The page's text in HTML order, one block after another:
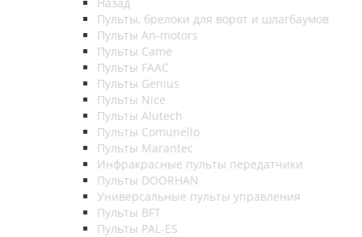
Пульты, брелоки для ворот и шлагбаумов
Пульты An-motors
Пульты Came
Пульты FAAC
Пульты Genius
Пульты Nice
Пульты Alutech
Пульты Сomunello
Пульты Marantec
Инфракрасные пульты передатчики
Пульты DOORHAN
Универсальные пульты управления
Пульты BFT
Пульты PAL-ES